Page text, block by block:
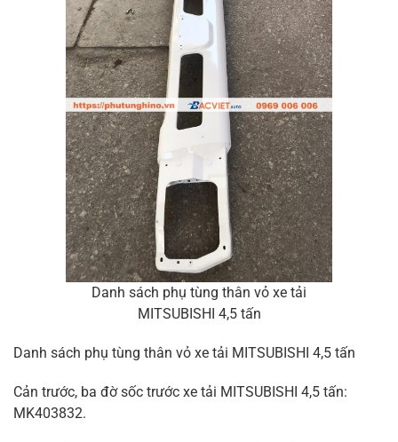
Danh sách phụ tùng thân vỏ xe tải
MITSUBISHI 4,5 tấn
Danh sách phụ tùng thân vỏ xe tải MITSUBISHI 4,5 tấn
Cản trước, ba đờ sốc trước xe tải MITSUBISHI 4,5 tấn:
MK403832.